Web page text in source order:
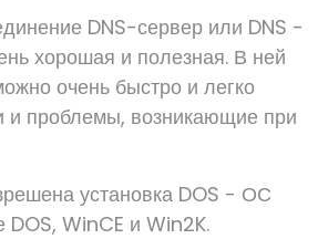
DNS-сервер или DNS -
хорошая и полезная. В ней
очень быстро и легко
и проблемы, возникающие при
установка DOS - ОС
WinCE и Win2K.